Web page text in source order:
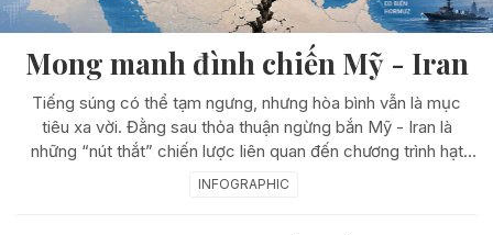
Mong manh đình chiến Mỹ - Iran
Tiếng súng có thể tạm ngưng, nhưng hòa bình vẫn là mục
tiêu xa vời. Đằng sau thỏa thuận ngừng bắn Mỹ - Iran là
những “nút thắt” chiến lược liên quan đến chương trình hạt
nhân Iran, an ninh Israel, xung đột Lebanon, eo biển Hormuz
INFOGRAPHIC